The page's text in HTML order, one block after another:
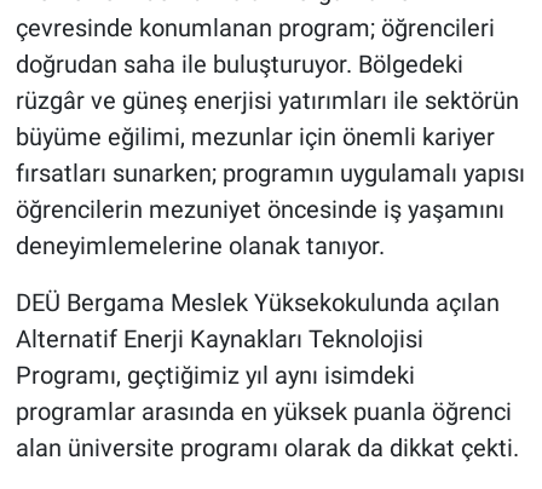
çevresinde konumlanan program; öğrencileri
doğrudan saha ile buluşturuyor. Bölgedeki
rüzgâr ve güneş enerjisi yatırımları ile sektörün
büyüme eğilimi, mezunlar için önemli kariyer
fırsatları sunarken; programın uygulamalı yapısı
öğrencilerin mezuniyet öncesinde iş yaşamını
deneyimlemelerine olanak tanıyor.
DEÜ Bergama Meslek Yüksekokulunda açılan
Alternatif Enerji Kaynakları Teknolojisi
Programı, geçtiğimiz yıl aynı isimdeki
programlar arasında en yüksek puanla öğrenci
alan üniversite programı olarak da dikkat çekti.